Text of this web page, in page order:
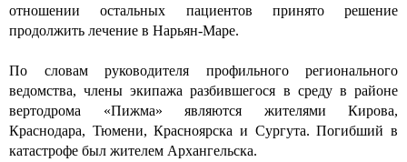
отношении остальных пациентов принято решение
продолжить лечение в Нарьян-Маре.
По словам руководителя профильного регионального
ведомства, члены экипажа разбившегося в среду в районе
вертодрома «Пижма» являются жителями Кирова,
Краснодара, Тюмени, Красноярска и Сургута. Погибший в
катастрофе был жителем Архангельска.